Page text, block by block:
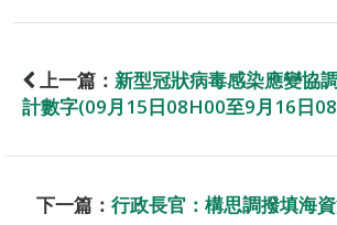
上一篇： 新型冠狀病毒感染應變協
計數字(09月15日08H00至9月16日
下一篇： 行政長官：構思調撥填海